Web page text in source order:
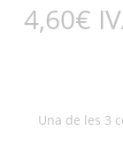
4,60€
Una de les 3